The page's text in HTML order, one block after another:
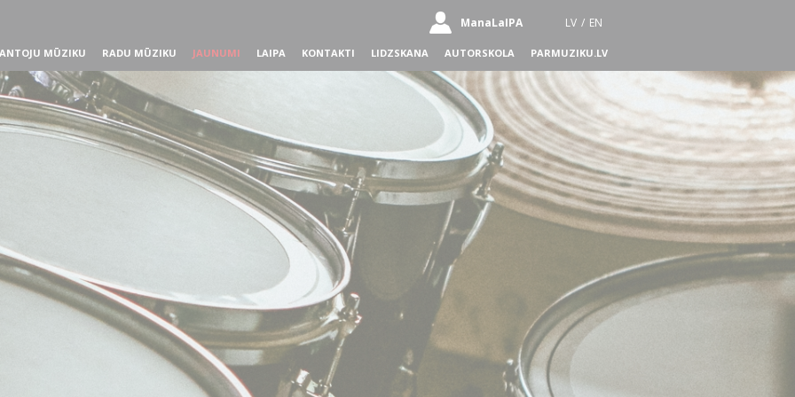
ManaLaIPA LV / EN
MŪZIKU RADU MŪZIKU JAUNUMI LAIPA KONTAKTI LIDZSKANA AUTORSKOLA PARMUZIKU.LV